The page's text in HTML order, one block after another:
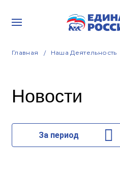
Главная Наша Деятельность
Новости
За период